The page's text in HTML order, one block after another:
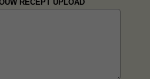
RECEPT UPLOAD